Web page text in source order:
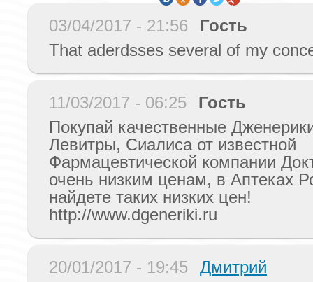
03/04/2017 - 21:56
Гость
That aderdsses several of my
11/03/2017 - 06:25
Гость
Покупай качественные
Левитры, Сиалиса от известной
Фармацевтической компании
очень низким ценам, в Аптеках
найдете таких низких цен!
http://www.dgeneriki.ru
20/01/2017 - 19:45
Дмитрий